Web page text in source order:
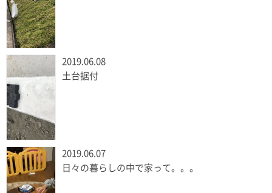
2019.06.08
土台据付
2019.06.07
日々の暮らしの中で家って。。。